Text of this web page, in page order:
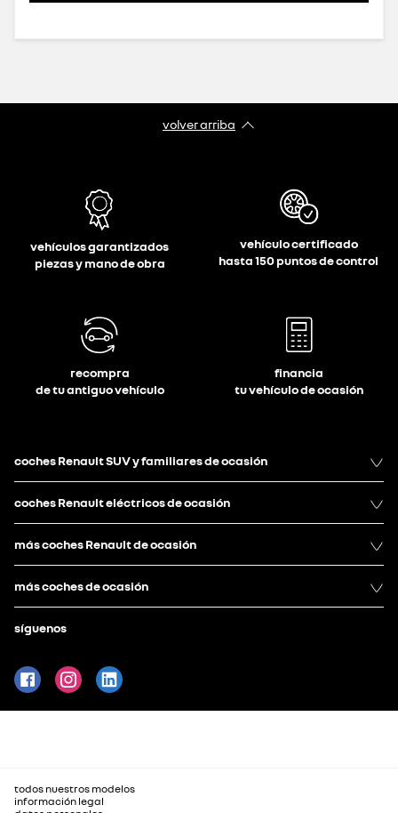
volver arriba
vehículos garantizados
piezas y mano de obra
vehículo certificado
hasta 150 puntos de control
recompra
de tu antiguo vehículo
financia
tu vehículo de ocasión
coches Renault SUV y familiares de ocasión
coches Renault eléctricos de ocasión
más coches Renault de ocasión
más coches de ocasión
síguenos
todos nuestros modelos
información legal